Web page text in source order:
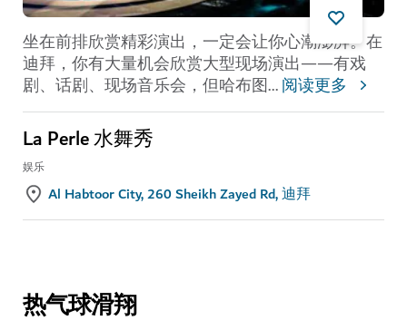
坐在前排欣赏精彩演出，一定会让你心潮澎湃。在
迪拜，你有大量机会欣赏大型现场演出——有戏
剧、话剧、现场音乐会，但哈布图...阅读更多
La Perle 水舞秀
娱乐
Al Habtoor City, 260 Sheikh Zayed Rd, 迪拜
热气球滑翔